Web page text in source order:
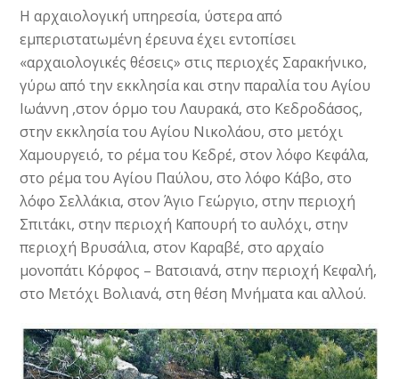
Η αρχαιολογική υπηρεσία, ύστερα από
εμπεριστατωμένη έρευνα έχει εντοπίσει
«αρχαιολογικές θέσεις» στις περιοχές Σαρακήνικο,
γύρω από την εκκλησία και στην παραλία του Αγίου
Ιωάννη ,στον όρμο του Λαυρακά, στο Κεδροδάσος,
στην εκκλησία του Αγίου Νικολάου, στο μετόχι
Χαμουργειό, το ρέμα του Κεδρέ, στον λόφο Κεφάλα,
στο ρέμα του Αγίου Παύλου, στο λόφο Κάβο, στο
λόφο Σελλάκια, στον Άγιο Γεώργιο, στην περιοχή
Σπιτάκι, στην περιοχή Καπουρή το αυλόχι, στην
περιοχή Βρυσάλια, στον Καραβέ, στο αρχαίο
μονοπάτι Κόρφος – Βατσιανά, στην περιοχή Κεφαλή,
στο Μετόχι Βολιανά, στη θέση Μνήματα και αλλού.